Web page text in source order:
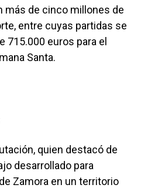
más de cinco millones de
entre cuyas partidas se
715.000 euros para el
Santa.
quien destacó de
desarrollado para
Zamora en un territorio